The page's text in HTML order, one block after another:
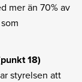
mer än 70% av
18)
styrelsen att